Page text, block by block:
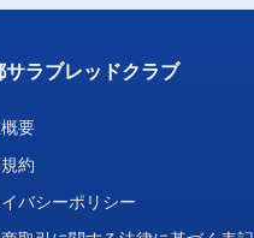
サラブレッドクラブ
要
約
バシーポリシー